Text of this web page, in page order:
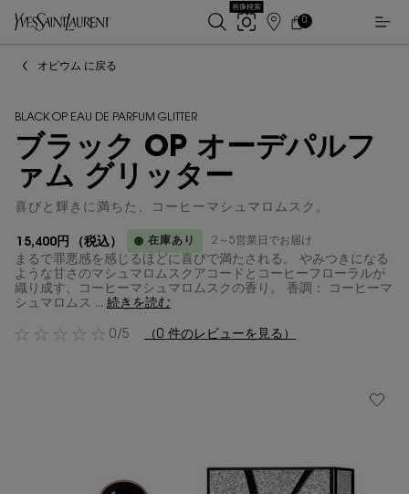
画像検索
店
舗
カ
ー
0
0 カート内の製品
オピウム に戻る
BLACK OP EAU DE PARFUM GLITTER
ブラック OP オーデパルフ
ァム グリッター
喜びと輝きに満ちた、コーヒーマシュマロムスク。
15,400円 （税込） 在庫あり 2～5営業日でお届け
まるで罪悪感を感じるほどに喜びで満たされる。 やみつきになる
ような甘さのマシュマロムスクアコードとコーヒーフローラルが
織り成す、コーヒーマシュマロムスクの香り。 香調： コーヒーマ
シュマロムス ... 続きを読む
0/5 （0 件のレビューを見る）